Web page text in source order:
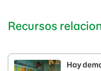
Recursos
Hay